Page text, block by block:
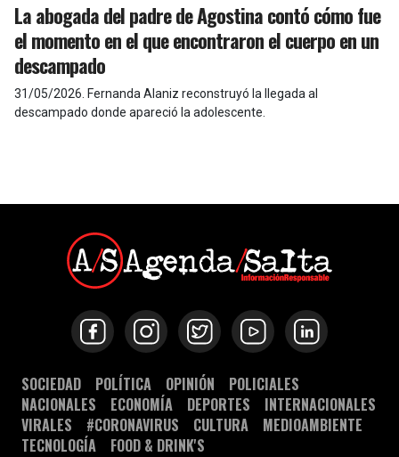
La abogada del padre de Agostina contó cómo fue
el momento en el que encontraron el cuerpo en un
descampado
31/05/2026 Fernanda Alaniz reconstruyó la llegada al
descampado donde apareció la adolescente.
SOCIEDAD POLÍTICA OPINIÓN
POLICIALES
NACIONALES
ECONOMÍA DEPORTES
INTERNACIONALES
VIRALES
#CORONAVIRUS CULTURA
MEDIOAMBIENTE
TECNOLOGÍA
FOOD & DRINK'S